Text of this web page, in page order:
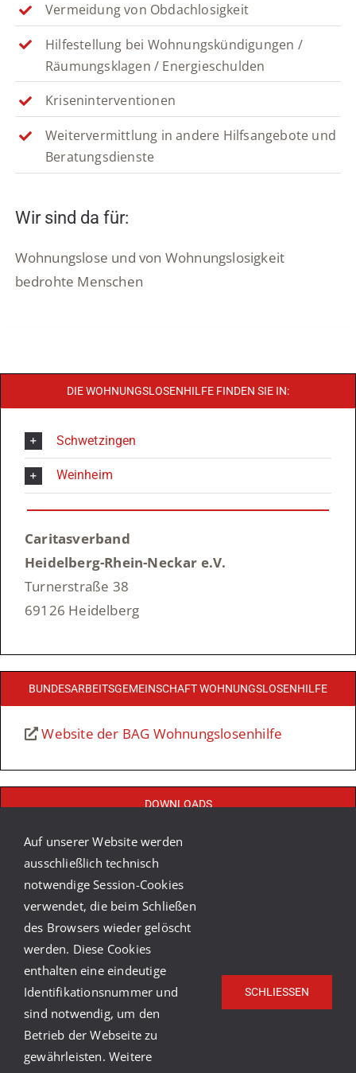
Vermeidung von Obdachlosigkeit
Hilfestellung bei Wohnungskündigungen /
Räumungsklagen / Energieschulden
Kriseninterventionen
Weitervermittlung in andere Hilfsangebote und
Beratungsdienste
Wir sind da für:
Wohnungslose und von Wohnungslosigkeit
bedrohte Menschen
DIE WOHNUNGSLOSENHILFE FINDEN SIE IN:
Schwetzingen
Weinheim
Caritasverband
Heidelberg-Rhein-Neckar e.V.
Turnerstraße 38
69126 Heidelberg
BUNDESARBEITSGEMEINSCHAFT WOHNUNGSLOSENHILFE
Website der BAG Wohnungslosenhilfe
DOWNLOADS
Wegweiser RNK Wohnungsnot 2026
Auf unserer Website werden
ausschließlich technisch
notwendige Session-Cookies
verwendet, die beim Schließen
des Browsers wieder gelöscht
werden. Diese Cookies
enthalten eine eindeutige
Identifikationsnummer und
sind notwendig, um den
Betrieb der Webseite zu
gewährleisten. Weitere
SCHLIESSEN